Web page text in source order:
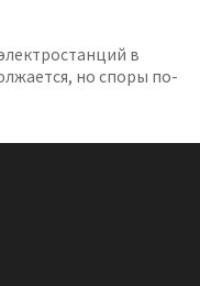
в
но споры по-